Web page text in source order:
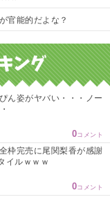
官能的だよな？
ん姿がヤバい・・・ノー
0コメント
枠完売に尾関梨香が感謝
イルｗｗｗ
0コメント